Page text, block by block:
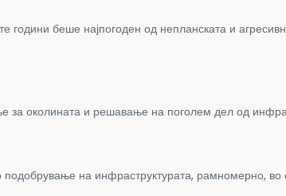
години беше најпогоден од непланската и
за околината и решавање на поголем дел од
на инфраструктурата, рамномерно, во